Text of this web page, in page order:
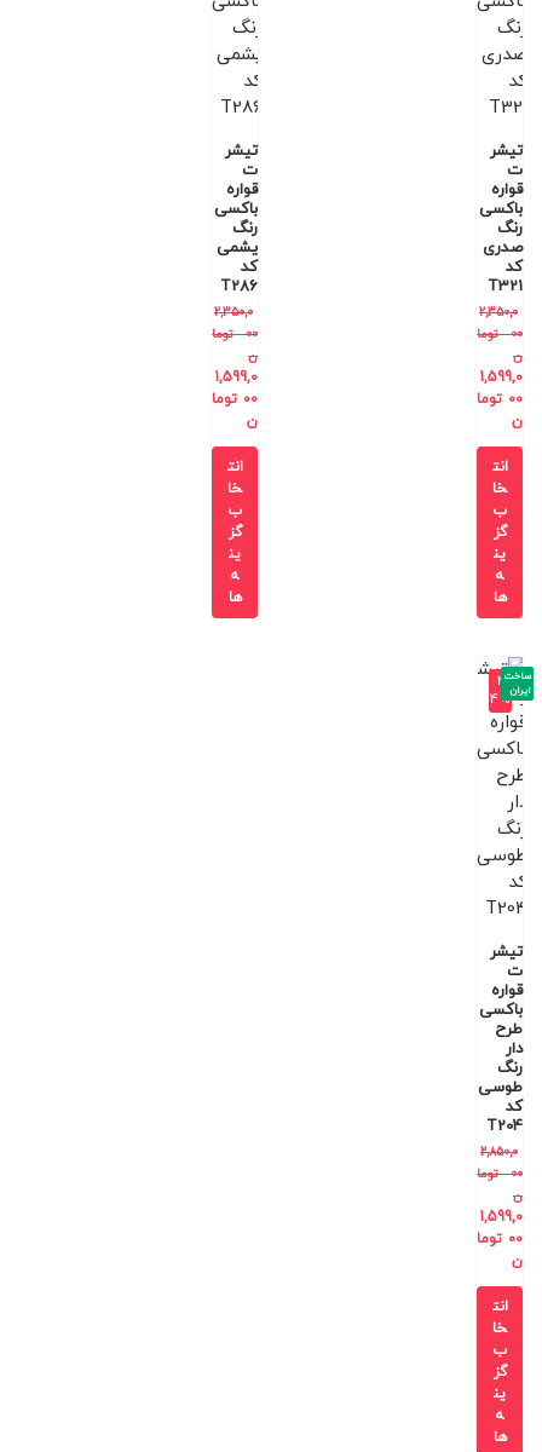
تیشر
ت
قواره
باکسی
رنگ
صدری
کد
T321
2,350,0
00
توما
ن
1,599,0
00 توما
ن
انت
خا
ب
گز
ین
ه
ها
تیشر
ت
قواره
باکسی
رنگ
یشمی
کد
T286
2,350,0
00
توما
ن
1,599,0
00 توما
ن
انت
خا
ب
گز
ین
ه
ها
-4
4%
تیشر
ت
قواره
باکسی
طرح
دار
رنگ
طوسی
کد
T204
2,850,0
00
توما
ن
1,599,0
00 توما
ن
ساخت
ایران
انت
خا
ب
گز
ین
ه
ها